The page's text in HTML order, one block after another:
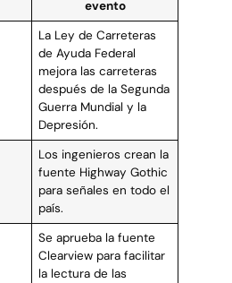
evento
La Ley de Carreteras
de Ayuda Federal
mejora las carreteras
después de la Segunda
Guerra Mundial y la
Depresión.
Los ingenieros crean la
fuente Highway Gothic
para señales en todo el
país.
Se aprueba la fuente
Clearview para facilitar
la lectura de las